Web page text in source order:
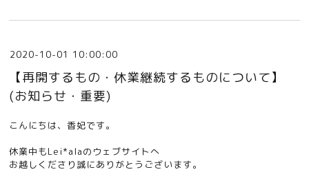
2020-10-01 10:00:00
【再開するもの・休業継続するものについて】
(お知らせ・重要)
こんにちは、香妃です。
休業中もLei*alaのウェブサイトへ
お越しくださり誠にありがとうございます。